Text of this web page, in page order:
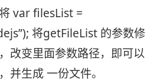
var filesList =
将getFileList 的参数修
改变里面参数路径，即可以
并生成 一份文件。